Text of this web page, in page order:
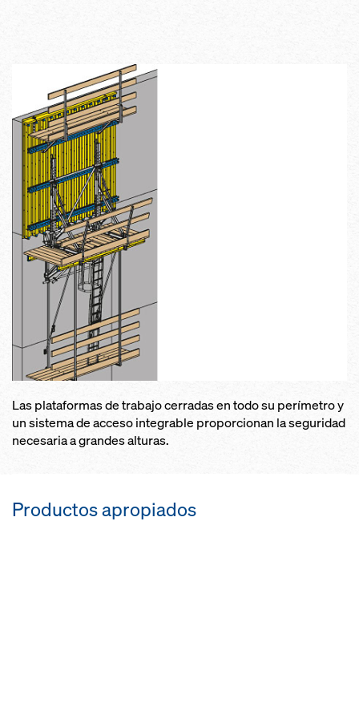
Las plataformas de trabajo cerradas en todo su perímetro y
un sistema de acceso integrable proporcionan la seguridad
necesaria a grandes alturas.
Productos apropiados